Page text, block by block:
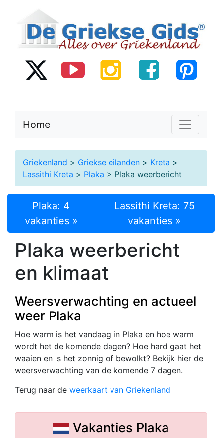
Home
Griekenland > Griekse eilanden > Kreta >
Lassithi Kreta > Plaka > Plaka weerbericht
Plaka: 4
vakanties »
Lassithi Kreta: 75
vakanties »
Plaka weerbericht
en klimaat
Weersverwachting en actueel
weer Plaka
Hoe warm is het vandaag in Plaka en hoe warm
wordt het de komende dagen? Hoe hard gaat het
waaien en is het zonnig of bewolkt? Bekijk hier de
weersverwachting van de komende 7 dagen.
Terug naar de weerkaart van Griekenland
Vakanties Plaka